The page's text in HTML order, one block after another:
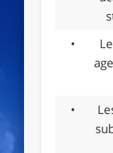
•
•